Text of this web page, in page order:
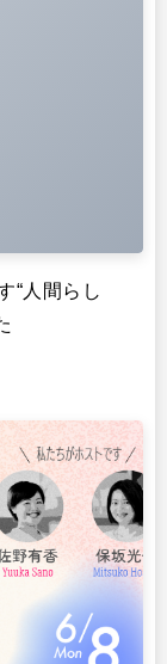
“人間らし